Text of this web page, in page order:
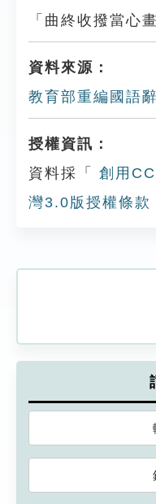
「曲終收撥當心
資料來源：
教育部重編國語
授權資訊：
資料採「
創用
灣3.0版授權條款